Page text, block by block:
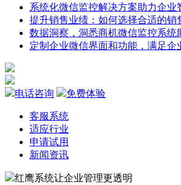
系统化微信监控解决方案助力企业
提升销售业绩：如何选择合适的销
数据洞察，洞悉商机微信监控系统
定制企业微信界面和功能，满足企
电话咨询 免费体验
客服系统
适应行业
申请试用
新闻资讯
红鹰系统让企业管理更透明